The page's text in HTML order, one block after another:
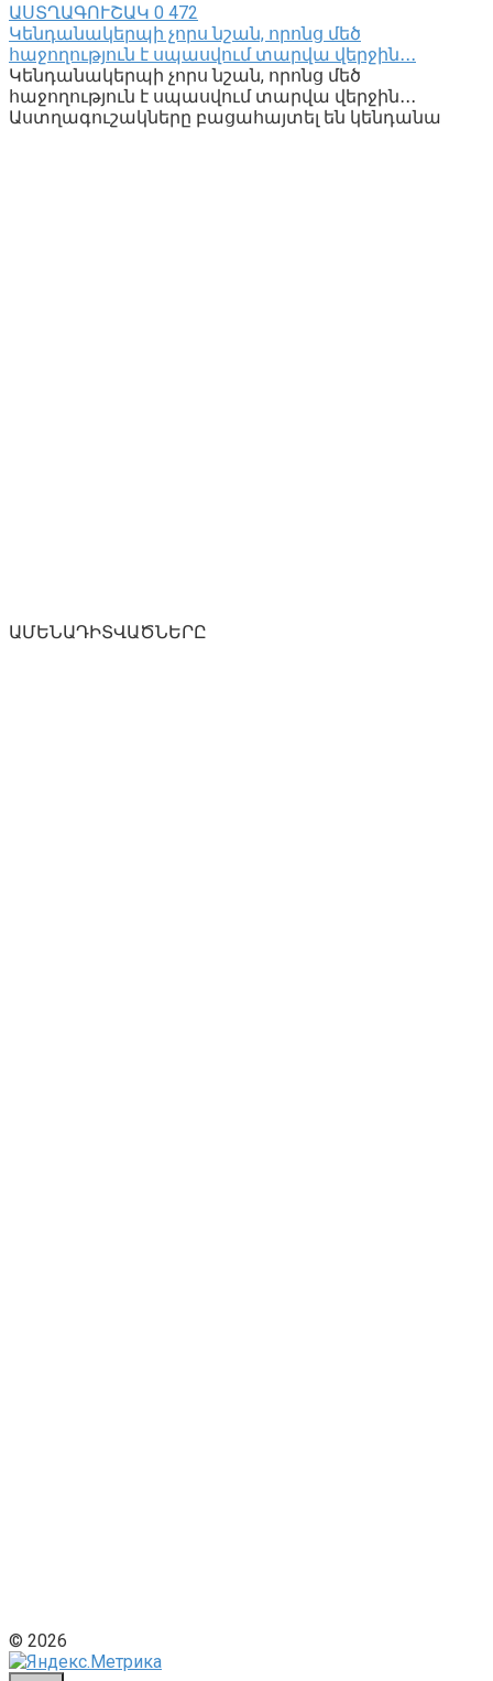
ԱՍՏՂԱԳՈՒՇԱԿ 0 472
Կենդանակերպի չորս նշան, որոնց մեծ
հաջողություն է սպասվում տարվա վերջին․․․
Կենդանակերպի չորս նշան, որոնց մեծ
հաջողություն է սպասվում տարվա վերջին․․․
Աստղագուշակները բացահայտել են կենդանա
ԱՄԵՆԱԴԻՏՎԱԾՆԵՐԸ
© 2026